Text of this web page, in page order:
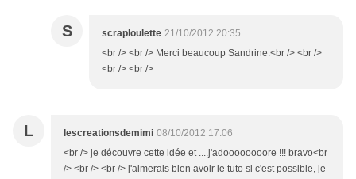
S scraploulette 21/10/2012 20:35
<br /> <br /> Merci beaucoup Sandrine.<br /> <br />
<br /> <br />
L lescreationsdemimi 08/10/2012 17:06
<br /> je découvre cette idée et ....j'adoooooooore !!! bravo<br
/> <br /> <br /> j'aimerais bien avoir le tuto si c'est possible, je